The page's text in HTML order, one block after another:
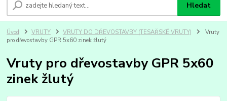
Hledat
Úvod VRUTY VRUTY DO DŘEVOSTAVBY (TESAŘSKÉ VRUTY)
Vruty
pro dřevostavby GPR 5x60 zinek žlutý
Vruty pro dřevostavby GPR 5x60
zinek žlutý